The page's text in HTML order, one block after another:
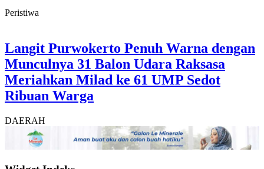
Peristiwa
Langit Purwokerto Penuh Warna dengan
Munculnya 31 Balon Udara Raksasa
Meriahkan Milad ke 61 UMP Sedot
Ribuan Warga
DAERAH